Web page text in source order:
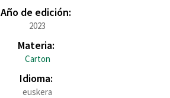
Año de edición:
2023
Materia:
Carton
Idioma:
euskera